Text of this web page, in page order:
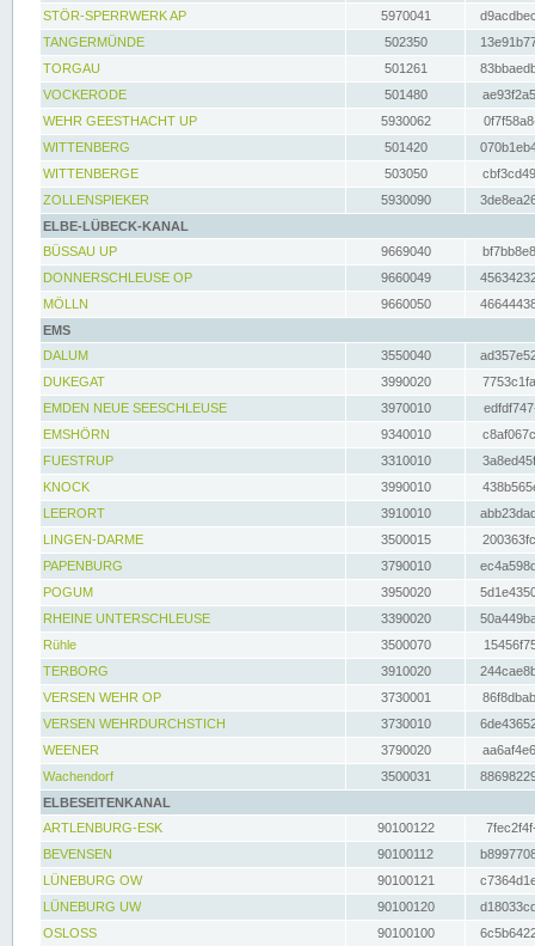
STÖR-SPERRWERK AP 5970041
TANGERMÜNDE
502350
TORGAU
501261
VOCKERODE
501480
WEHR GEESTHACHT UP
5930062
WITTENBERG
501420
WITTENBERGE
503050
ZOLLENSPIEKER
5930090
ELBE-LÜBECK-KANAL
BÜSSAU UP
9669040
DONNERSCHLEUSE OP
9660049
MÖLLN
9660050
EMS
DALUM
3550040
DUKEGAT
3990020
EMDEN NEUE SEESCHLEUSE
3970010
EMSHÖRN
9340010
FUESTRUP
3310010
KNOCK
3990010
LEERORT
3910010
LINGEN-DARME
3500015
PAPENBURG
3790010
POGUM
3950020
RHEINE UNTERSCHLEUSE
3390020
Rühle
3500070
TERBORG
3910020
VERSEN WEHR OP
3730001
VERSEN WEHRDURCHSTICH
3730010
WEENER
3790020
Wachendorf
3500031
ELBESEITENKANAL
ARTLENBURG-ESK
90100122
BEVENSEN
90100112
LÜNEBURG OW
90100121
LÜNEBURG UW
90100120
OSLOSS
90100100